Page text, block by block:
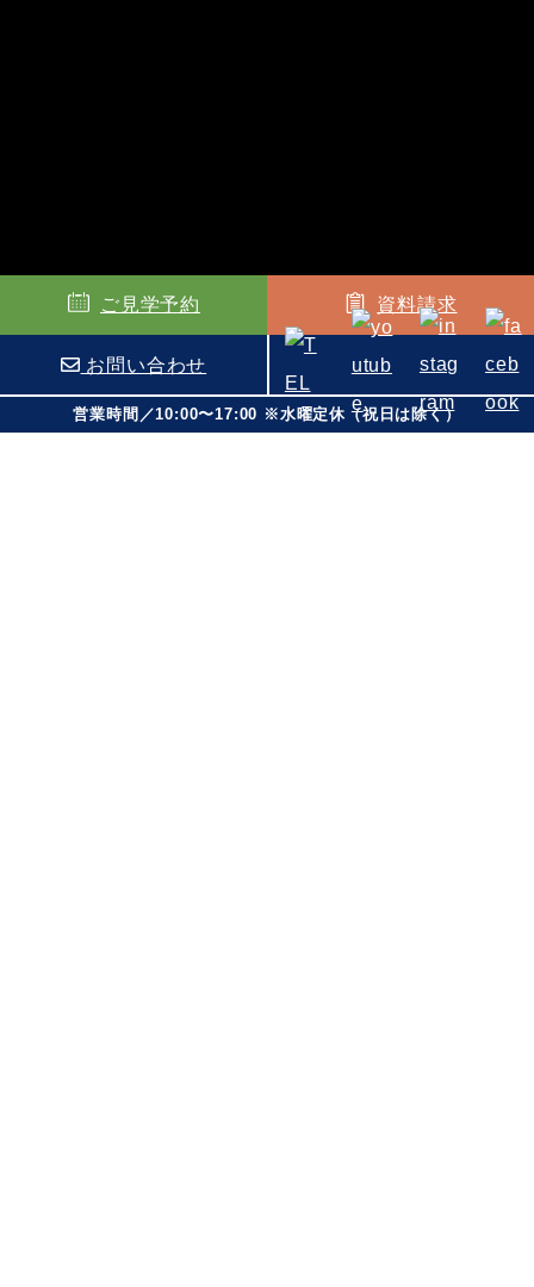
ご見学予約 資料請求
お問い合わせ
営業時間／10:00〜17:00 ※水曜定休（祝日は除く）